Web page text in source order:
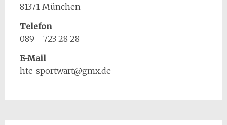
81371 München
Telefon
089 - 723 28 28
E-Mail
htc-sportwart@gmx.de